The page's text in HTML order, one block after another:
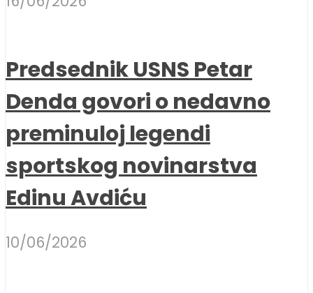
Predsednik USNS Petar
Denda govori o nedavno
preminuloj legendi
sportskog novinarstva
Edinu Avdiću
10/06/2026